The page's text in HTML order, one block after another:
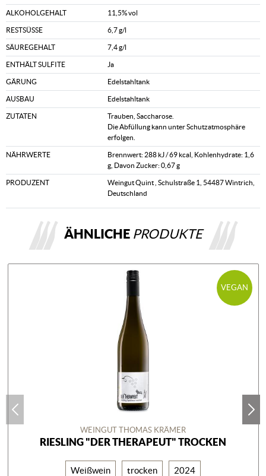
ALKOHOLGEHALT 11,5% vol
RESTSÜSSE 6,7 g/l
SÄUREGEHALT 7,4 g/l
ENTHÄLT SULFITE Ja
GÄRUNG Edelstahltank
AUSBAU Edelstahltank
ZUTATEN
Trauben, Saccharose.
Die Abfüllung kann unter Schutzatmosphäre
erfolgen.
NÄHRWERTE
Brennwert: 288 kJ / 69 kcal, Kohlenhydrate: 1,6
g, Davon Zucker: 0,67 g
PRODUZENT
Weingut Quint , Schulstraße 1, 54487 Wintrich,
Deutschland
ÄHNLICHE PRODUKTE
VEGAN
WEINGUT THOMAS KRÄMER
RIESLING "DER THERAPEUT" TROCKEN
Weißwein trocken 2024